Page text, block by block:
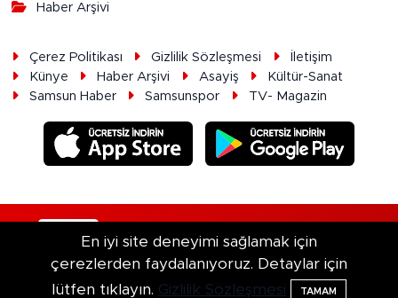
Haber Arşivi
Çerez Politikası Gizlilik Sözleşmesi
İletişim
Künye
Haber Arşivi Asayiş
Kültür-Sanat
Samsun Haber
Samsunspor TV- Magazin
Haber Yazılımı:TE Bilişim
En iyi site deneyimi sağlamak için
çerezlerden faydalanıyoruz. Detaylar için
lütfen tıklayın. Gizlilik Sözleşmesi TAMAM